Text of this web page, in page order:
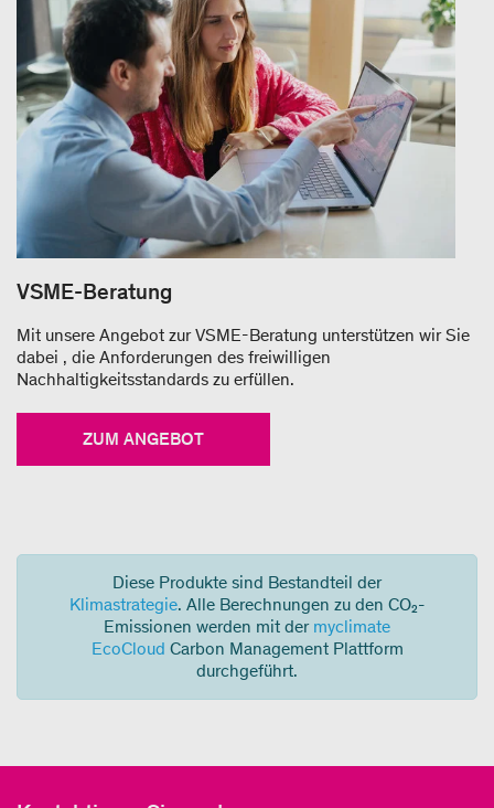
VSME-Beratung
Mit unsere Angebot zur VSME-Beratung unterstützen wir Sie
dabei , die Anforderungen des freiwilligen
Nachhaltigkeitsstandards zu erfüllen.
ZUM ANGEBOT
Diese Produkte sind Bestandteil der
Klimastrategie. Alle Berechnungen zu den CO₂-
Emissionen werden mit der myclimate
EcoCloud Carbon Management Plattform
durchgeführt.